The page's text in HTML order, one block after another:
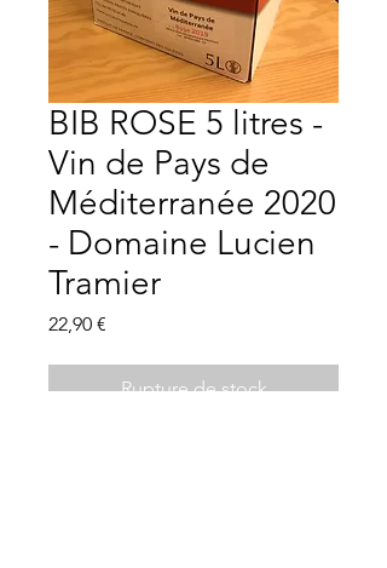
BIB ROSE 5 litres -
Vin de Pays de
Méditerranée 2020
- Domaine Lucien
Tramier
22,90 €
Rupture de stock